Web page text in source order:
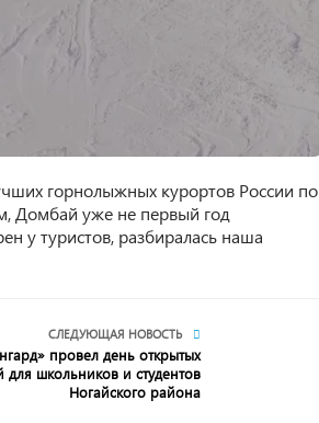
горнолыжных курортов России по
Домбай уже не первый год
у туристов, разбиралась наша
СЛЕДУЮЩАЯ НОВОСТЬ
провел день открытых
для школьников и студентов
Ногайского района